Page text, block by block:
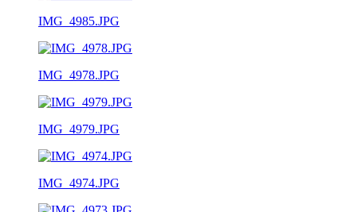
IMG_4985.JPG
IMG_4978.JPG
IMG_4979.JPG
IMG_4974.JPG